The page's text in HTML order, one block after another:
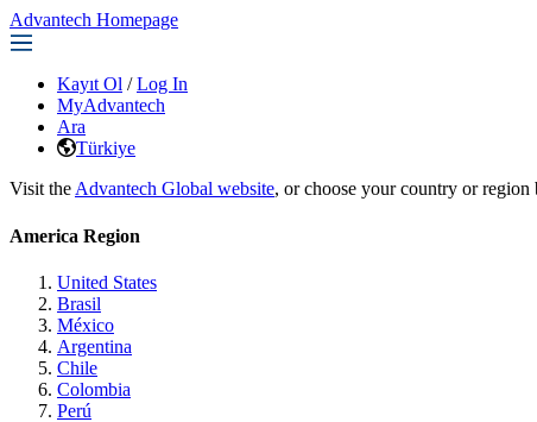
Advantech Homepage
Kayıt Ol / Log In
MyAdvantech
Ara
Türkiye
Visit the Advantech Global website, or choose your country or region
America Region
United States
Brasil
México
Argentina
Chile
Colombia
Perú